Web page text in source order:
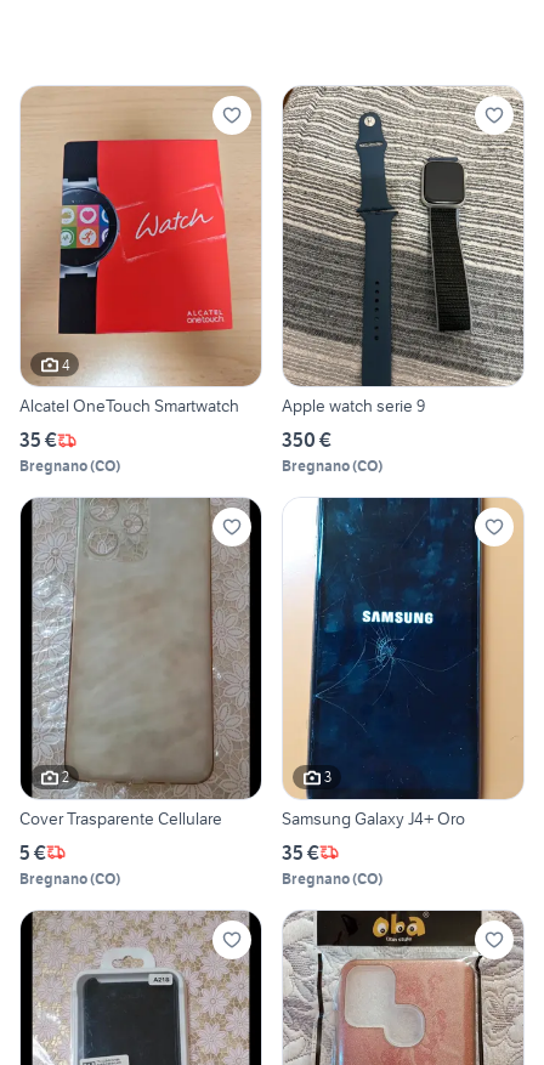
4
Alcatel OneTouch Smartwatch
35 €
Bregnano(CO)
Apple watch serie 9
350 €
Bregnano(CO)
2
Cover Trasparente Cellulare
5 €
Bregnano(CO)
3
Samsung Galaxy J4+ Oro
35 €
Bregnano(CO)